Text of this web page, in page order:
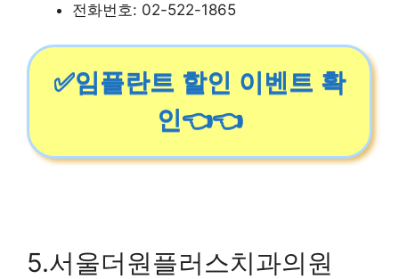
전화번호: 02-522-1865
✅임플란트 할인 이벤트 확
인👈👈
5.서울더원플러스치과의원